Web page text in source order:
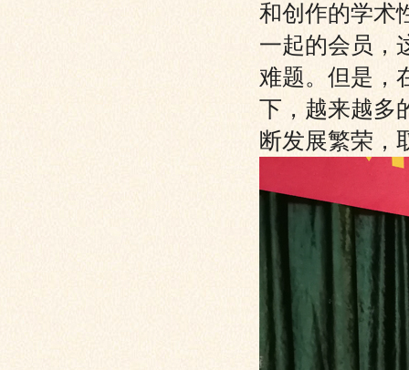
和创作的学术
一起的会员，
难题。但是，
下，越来越多
断发展繁荣，